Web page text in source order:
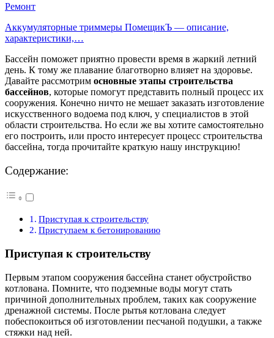
Ремонт
Аккумуляторные триммеры ПомещикЪ — описание,
характеристики,…
Бассейн поможет приятно провести время в жаркий летний
день. К тому же плавание благотворно влияет на здоровье.
Давайте рассмотрим основные этапы строительства
бассейнов, которые помогут представить полный процесс их
сооружения. Конечно ничто не мешает заказать изготовление
искусственного водоема под ключ, у специалистов в этой
области строительства. Но если же вы хотите самостоятельно
его построить, или просто интересует процесс строительства
бассейна, тогда прочитайте краткую нашу инструкцию!
Содержание:
Приступая к строительству
Приступаем к бетонированию
Приступая к строительству
Первым этапом сооружения бассейна станет обустройство
котлована. Помните, что подземные воды могут стать
причиной дополнительных проблем, таких как сооружение
дренажной системы. После рытья котлована следует
побеспокоиться об изготовлении песчаной подушки, а также
стяжки над ней.